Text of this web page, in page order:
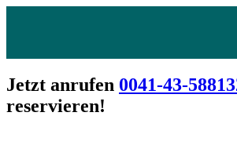
Jetzt anrufen 0041-43-
reservieren!